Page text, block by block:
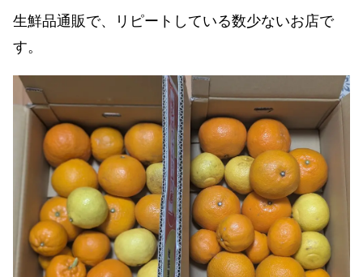
生鮮品通販で、リピートしている数少ないお店で
す。